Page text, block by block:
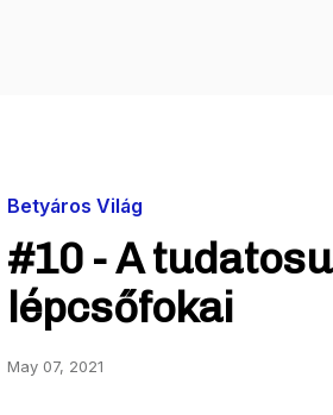
Betyáros Világ
#10 - A
lépcsőfokai
May 07, 2021